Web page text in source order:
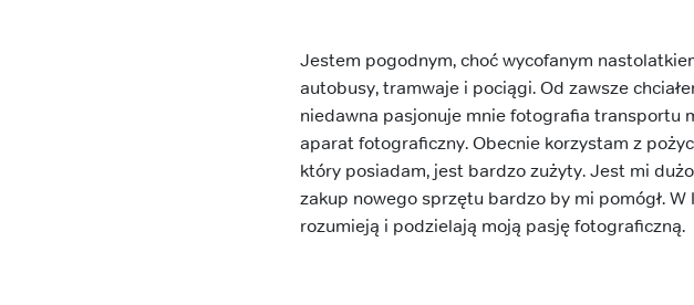
Jestem pogodnym, choć wycofanym
autobusy, tramwaje i pociągi. Od zawsze
niedawna pasjonuje mnie fotografia transportu
aparat fotograficzny. Obecnie korzystam z
który posiadam, jest bardzo zużyty. Jest mi
zakup nowego sprzętu bardzo by mi pomógł.
rozumieją i podzielają moją pasję fotograficzną.